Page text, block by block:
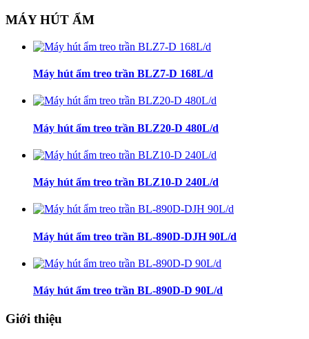
MÁY HÚT ẨM
Máy hút ẩm treo trần BLZ7-D 168L/d
Máy hút ẩm treo trần BLZ20-D 480L/d
Máy hút ẩm treo trần BLZ10-D 240L/d
Máy hút ẩm treo trần BL-890D-DJH 90L/d
Máy hút ẩm treo trần BL-890D-D 90L/d
Giới thiệu